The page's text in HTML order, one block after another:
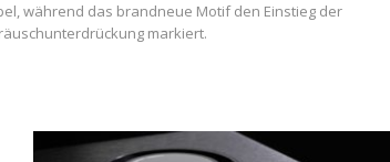
während das brandneue Motif den Einstieg der
markiert.